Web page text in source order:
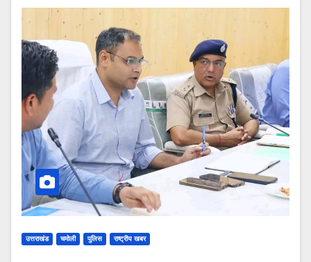
उत्तराखंड चमोली पुलिस राष्ट्रीय खबर